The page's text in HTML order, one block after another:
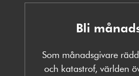
Bli
Som månadsgivare
och katastrof, världen